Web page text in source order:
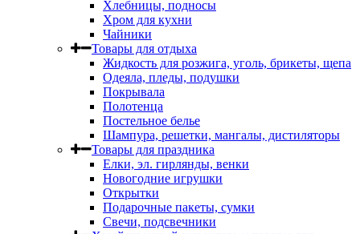
Хлебницы, подносы
Хром для кухни
Чайники
Товары для отдыха
Жидкость для розжига, уголь, брикеты, щепа
Одеяла, пледы, подушки
Покрывала
Полотенца
Постельное белье
Шампура, решетки, мангалы, дистиляторы
Товары для праздника
Елки, эл. гирлянды, венки
Новогодние игрушки
Открытки
Подарочные пакеты, сумки
Свечи, подсвечники